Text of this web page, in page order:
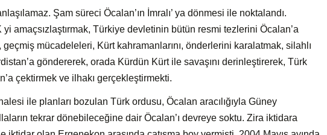
n
r
m
e
Şam süreci Öcalan’ın İmralı’ ya dönmesi ile noktalandı.
amaçsızlaştırmak, Türkiye devletinin bütün resmi tezlerini Öcalan’a
mücadeleleri, Kürt kahramanlarını, önderlerini karalatmak, silahlı
göndererek, orada Kürdün Kürt ile savaşını derinleştirerek, Türk
çektirmek ve ilhakı gerçekleştirmekti.
ile planları bozulan Türk ordusu, Öcalan aracılığıyla Güney
tekrar dönebileceğine dair Öcalan’ı devreye soktu. Zira iktidara